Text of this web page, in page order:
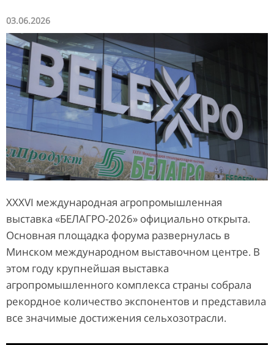
03.06.2026
XXXVI международная агропромышленная
выставка «БЕЛАГРО-2026» официально открыта.
Основная площадка форума развернулась в
Минском международном выставочном центре. В
этом году крупнейшая выставка
агропромышленного комплекса страны собрала
рекордное количество экспонентов и представила
все значимые достижения сельхозотрасли.